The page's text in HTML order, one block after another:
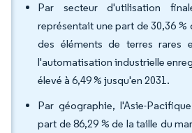
Par secteur d'utilisation
représentait une part de 30,36 %
des éléments de terres rares
l'automatisation industrielle
élevé à 6,49 % jusqu'en 2031.
Par géographie, l'Asie-
part de 86,29 % de la taille du